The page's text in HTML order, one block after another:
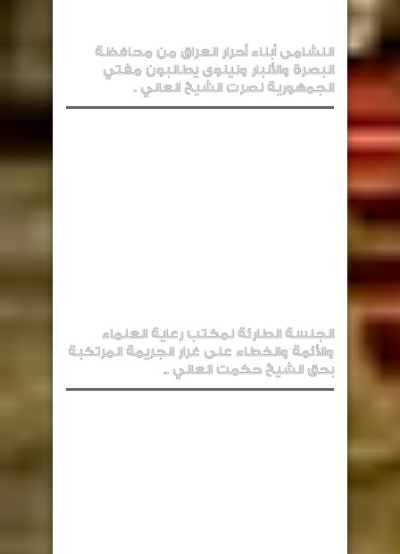
النشامى أبناء أحرار العراق من محافظة
البصرة والأنبار ونينوى يطالبون مفتي
الجمهورية نصرت الشيخ العاني .
الجلسة الطارئة لمكتب رعاية العلماء
والأئمة والخطاء على غرار الجريمة المرتكبة
بحق الشيخ حكمت العاني ..